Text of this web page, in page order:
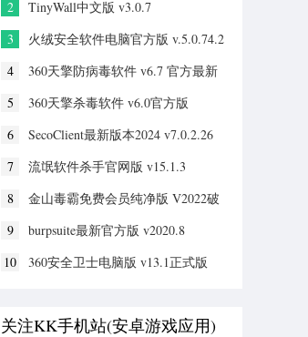
2
TinyWall中文版 v3.0.7
3
火绒安全软件电脑官方版 v.5.0.74.2
4
360天擎防病毒软件 v6.7 官方最新
5
360天擎杀毒软件 v6.0官方版
6
SecoClient最新版本2024 v7.0.2.26
7
流氓软件杀手官网版 v15.1.3
8
金山毒霸免费会员纯净版 V2022破
9
burpsuite最新官方版 v2020.8
10
360安全卫士电脑版 v13.1正式版
关注KK手机站(安卓游戏应用)